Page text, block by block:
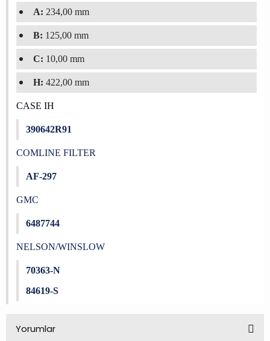
A: 234,00 mm
B: 125,00 mm
C: 10,00 mm
H: 422,00 mm
CASE IH
390642R91
COMLINE FILTER
AF-297
GMC
6487744
NELSON/WINSLOW
70363-N
84619-S
Yorumlar